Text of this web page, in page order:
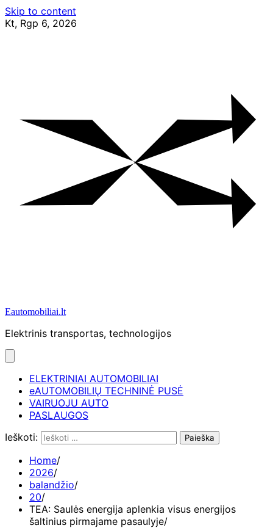
Skip to content
Kt, Rgp 6, 2026
Eautomobiliai.lt
Elektrinis transportas, technologijos
ELEKTRINIAI AUTOMOBILIAI
eAUTOMOBILIŲ TECHNINĖ PUSĖ
VAIRUOJU AUTO
PASLAUGOS
Ieškoti:
Home
2026
balandžio
20
TEA: Saulės energija aplenkia visus energijos
šaltinius pirmajame pasaulyje